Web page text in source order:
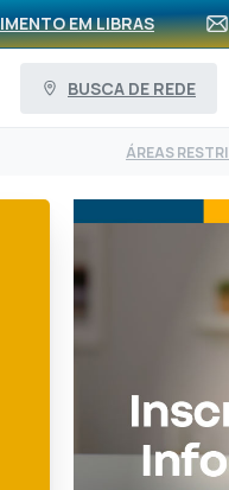
EM LIBRAS
BUSCA DE REDE
ÁREAS